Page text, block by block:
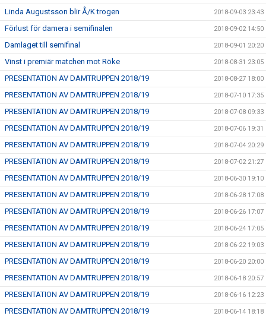
Linda Augustsson blir Å/K trogen 2018-09-03 23:43
Förlust för damera i semifinalen 2018-09-02 14:50
Damlaget till semifinal 2018-09-01 20:20
Vinst i premiär matchen mot Röke 2018-08-31 23:05
PRESENTATION AV DAMTRUPPEN 2018/19 2018-08-27 18:00
PRESENTATION AV DAMTRUPPEN 2018/19 2018-07-10 17:35
PRESENTATION AV DAMTRUPPEN 2018/19 2018-07-08 09:33
PRESENTATION AV DAMTRUPPEN 2018/19 2018-07-06 19:31
PRESENTATION AV DAMTRUPPEN 2018/19 2018-07-04 20:29
PRESENTATION AV DAMTRUPPEN 2018/19 2018-07-02 21:27
PRESENTATION AV DAMTRUPPEN 2018/19 2018-06-30 19:10
PRESENTATION AV DAMTRUPPEN 2018/19 2018-06-28 17:08
PRESENTATION AV DAMTRUPPEN 2018/19 2018-06-26 17:07
PRESENTATION AV DAMTRUPPEN 2018/19 2018-06-24 17:05
PRESENTATION AV DAMTRUPPEN 2018/19 2018-06-22 19:03
PRESENTATION AV DAMTRUPPEN 2018/19 2018-06-20 20:00
PRESENTATION AV DAMTRUPPEN 2018/19 2018-06-18 20:57
PRESENTATION AV DAMTRUPPEN 2018/19 2018-06-16 12:23
PRESENTATION AV DAMTRUPPEN 2018/19 2018-06-14 18:18